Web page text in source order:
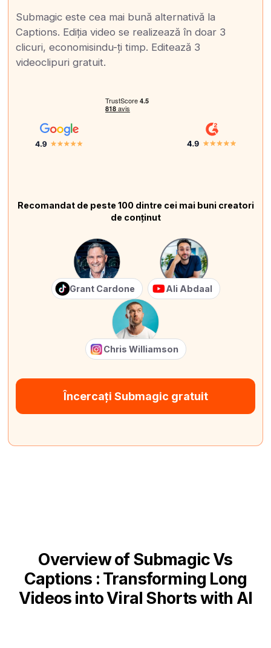
Submagic este cea mai bună alternativă la
Captions. Ediția video se realizează în doar 3
clicuri, economisindu-ți timp. Editează 3
videoclipuri gratuit.
Recomandat de peste 100 dintre cei mai buni creatori
de conținut
Grant Cardone Ali Abdaal
Chris Williamson
Încercați Submagic gratuit
Overview of Submagic Vs
Captions : Transforming Long
Videos into Viral Shorts with AI